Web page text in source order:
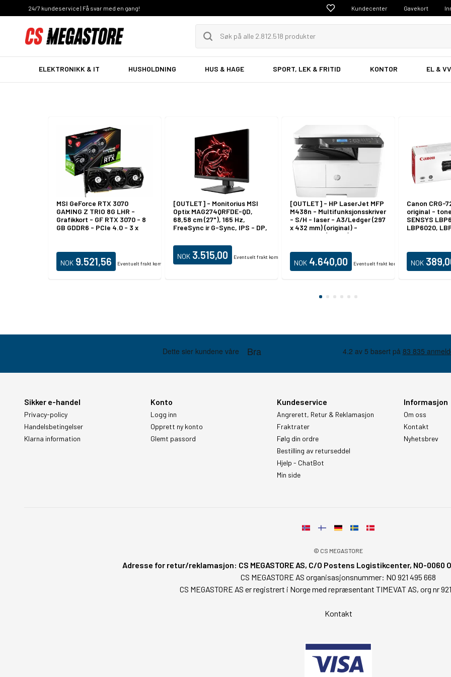
24/7 kundeservice | Få svar med en gang! Kundecenter Gavekort
ELEKTRONIKK & IT HUSHOLDNING HUS & HAGE SPORT, LEK & FRITID KONTOR EL &
MSI GeForce RTX 3070
GAMING Z TRIO 8G LHR -
Grafikkort - GF RTX 3070 - 8
GB GDDR6 - PCIe 4.0 - 3 x
NOK 9.521,56 Eventuelt frakt kommer i tillegg.
[OUTLET] - Monitorius MSI
Optix MAG274QRFDE-QD,
68,58 cm (27"), 165 Hz,
FreeSync ir G-Sync, IPS - DP,
NOK 3.515,00
Eventuelt frakt kommer i tillegg.
Produktdatablad
[OUTLET] - HP LaserJet MFP
M438n - Multifunksjonsskriver
- S/H - laser - A3/Ledger (297
x 432 mm) (original) -
A3/Ledger (medie) - opp til 22
spm (trykking) - 350 ark - USB
2.0, LAN
NOK 4.640,00 Eventuelt frakt kommer i tillegg.
Canon CRG-
original -
SENSYS
LBP6020,
NOK
Sikker e-handel
Privacy-policy
Handelsbetingelser
Klarna information
Konto
Logg inn
Opprett ny konto
Glemt passord
Kundeservice
Angrerett, Retur & Reklamasjon
Fraktrater
Følg din ordre
Bestilling av returseddel
Hjelp - ChatBot
Min side
Informasjon
Om oss
Kontakt
Nyhetsbrev
© CS MEGASTORE
Adresse for retur/reklamasjon: CS MEGASTORE AS, C/O Postens Logistikcenter, NO-0060
CS MEGASTORE AS organisasjonsnummer: NO 921 495 668
CS MEGASTORE AS er registrert i Norge med repræsentant TIMEVAT AS, org nr
Kontakt